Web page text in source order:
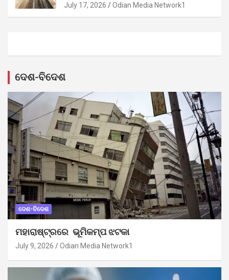
July 17, 2026 Odian Media Network1
ଦେଶ-ବିଦେଶ
ଦେଶ-ବିଦେଶ
ମହାରାଷ୍ଟ୍ରରେ ଭୂମିକମ୍ପ ଝଟକା
July 9, 2026 Odian Media Network1